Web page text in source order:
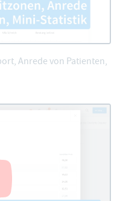
Anrede von Patienten,